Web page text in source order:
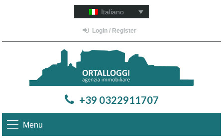
Italiano
Login / Register
+39 0322911707
Menu